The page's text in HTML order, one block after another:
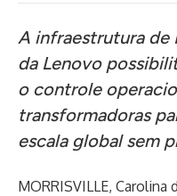
A infraestrutura de
da Lenovo
o controle
transformadoras
escala global sem
MORRISVILLE, Carolina